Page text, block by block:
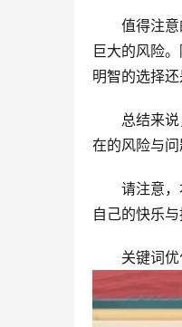
值得注
巨大的风险
明智的选择
总结来
在的风险与
请注意
自己的快乐与
关键词